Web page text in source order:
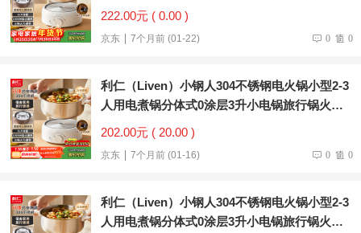
专用锅电热锅DHG-J346
222.00元 ( 0.00 )
京东 7个月前 (01-22) 0 0
利仁（Liven）小钢人304不锈钢电火锅小型2-3
人用电煮锅分体式0涂层3升小电锅旅行锅火锅
专用锅电热锅DHG-J346
202.00元 ( 20.00 )
京东 7个月前 (01-16) 0 0
利仁（Liven）小钢人304不锈钢电火锅小型2-3
人用电煮锅分体式0涂层3升小电锅旅行锅火锅